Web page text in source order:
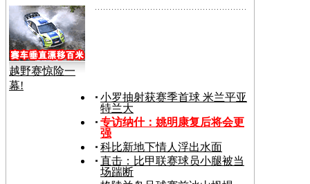
越野赛惊险一
幕!
小罗抽射获赛季首球 米兰平亚
特兰大
专访纳什：姚明康复后将会更
强
科比新地下情人浮出水面
直击：比甲联赛球员小腿被当
场踹断